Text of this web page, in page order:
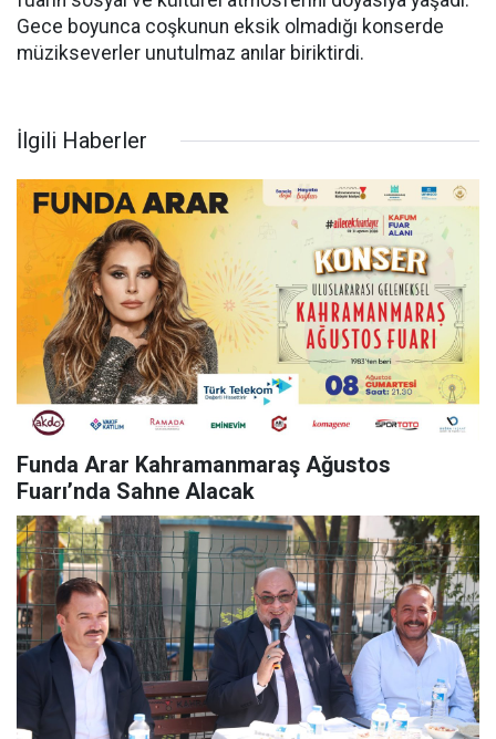
Gece boyunca coşkunun eksik olmadığı konserde
müzikseverler unutulmaz anılar biriktirdi.
İlgili Haberler
Funda Arar Kahramanmaraş Ağustos
Fuarı’nda Sahne Alacak